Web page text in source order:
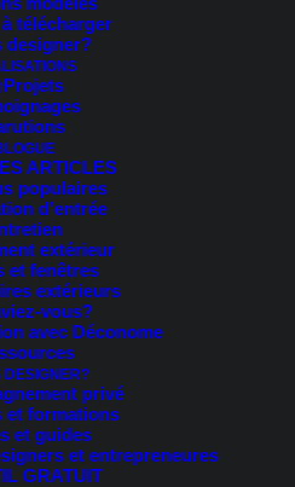
télécharger
designer?
Projets
ARTICLES
populaires
d’entrée
extérieur
et fenêtres
extérieurs
vous?
avec Déconome
DESIGNER?
privé
et formations
et guides
et entrepreneures
GRATUIT